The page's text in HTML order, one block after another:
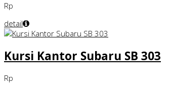
Rp
detail
Kursi Kantor Subaru SB 303
Rp